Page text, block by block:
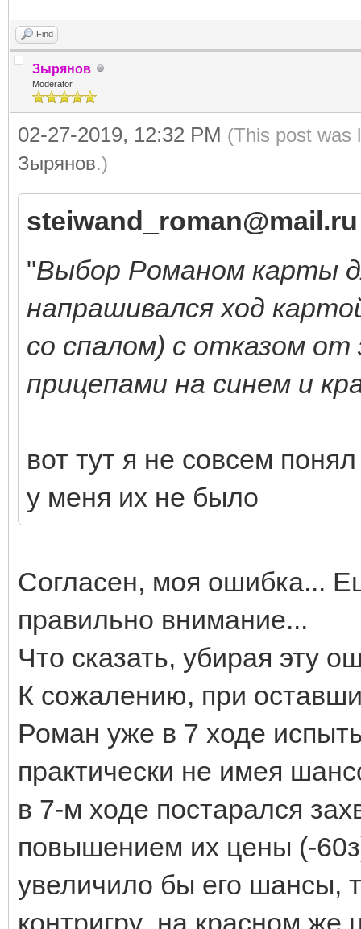
Find
Зырянов
Moderator
02-27-2019, 12:32 PM (This post was
Зырянов.)
"Выбор Романом карты
напрашивался ход
со спалом) с отказом
прицепами на синем и
вот тут я не совсем
у меня их не было
Согласен, моя ошибка...
правильно внимание...
Что сказать, убирая эту
К сожалению, при
Роман уже в 7 ходе
практически не имея
в 7-м ходе постарался
повышением их цены (-
увеличило бы его шансы,
контригру на красном же